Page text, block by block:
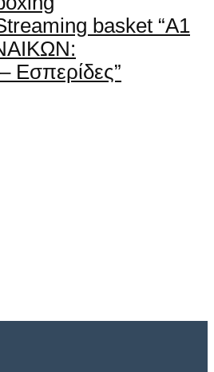
basket “A1
Εσπερίδες”